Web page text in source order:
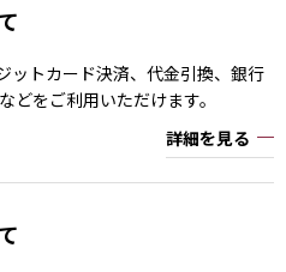
ットカード決済、代金引換、銀行
どをご利用いただけます。
詳細を見る